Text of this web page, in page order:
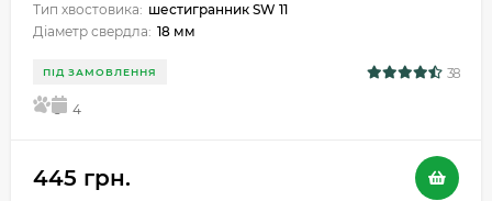
Тип хвостовика: шестигранник SW 11
Діаметр свердла: 18 мм
ПІД ЗАМОВЛЕННЯ 38
5 4
445 грн.